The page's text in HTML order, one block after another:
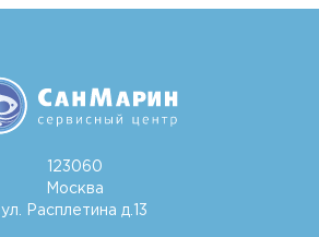
123060
Москва
ул. Расплетина д.13